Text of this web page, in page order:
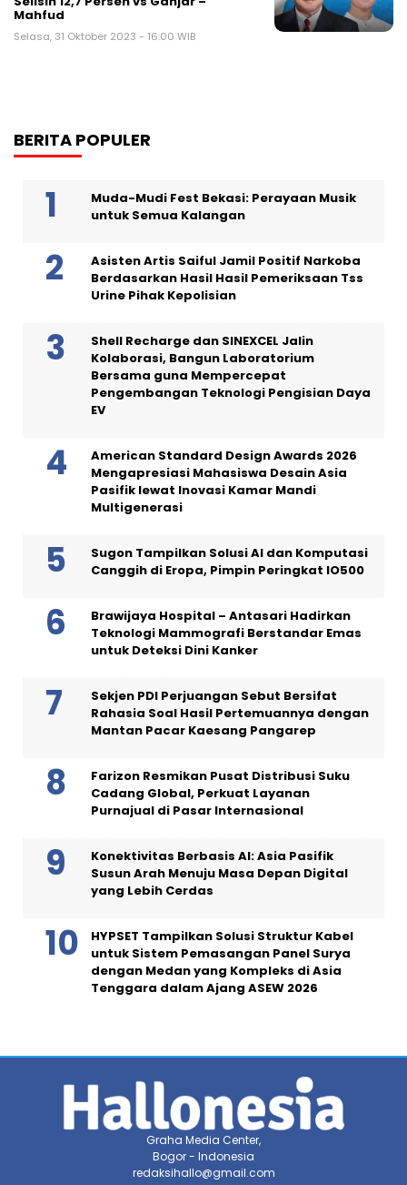
Mahfud
Selasa, 31 Oktober 2023 - 16:00 WIB
BERITA POPULER
Muda-Mudi Fest Bekasi: Perayaan Musik
untuk Semua Kalangan
Asisten Artis Saiful Jamil Positif Narkoba
Berdasarkan Hasil Hasil Pemeriksaan Tss
Urine Pihak Kepolisian
Shell Recharge dan SINEXCEL Jalin
Kolaborasi, Bangun Laboratorium
Bersama guna Mempercepat
Pengembangan Teknologi Pengisian Daya
EV
American Standard Design Awards 2026
Mengapresiasi Mahasiswa Desain Asia
Pasifik lewat Inovasi Kamar Mandi
Multigenerasi
Sugon Tampilkan Solusi AI dan Komputasi
Canggih di Eropa, Pimpin Peringkat IO500
Brawijaya Hospital – Antasari Hadirkan
Teknologi Mammografi Berstandar Emas
untuk Deteksi Dini Kanker
Sekjen PDI Perjuangan Sebut Bersifat
Rahasia Soal Hasil Pertemuannya dengan
Mantan Pacar Kaesang Pangarep
Farizon Resmikan Pusat Distribusi Suku
Cadang Global, Perkuat Layanan
Purnajual di Pasar Internasional
Konektivitas Berbasis AI: Asia Pasifik
Susun Arah Menuju Masa Depan Digital
yang Lebih Cerdas
HYPSET Tampilkan Solusi Struktur Kabel
untuk Sistem Pemasangan Panel Surya
dengan Medan yang Kompleks di Asia
Tenggara dalam Ajang ASEW 2026
Graha Media Center,
Bogor - Indonesia
redaksihallo@gmail.com